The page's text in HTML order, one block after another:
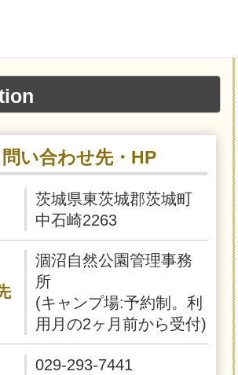
い合わせ先・HP
茨城県東茨城郡茨城町
中石崎2263
涸沼自然公園管理事務
所
(キャンプ場:予約制。利
用月の2ヶ月前から受付)
029-293-7441